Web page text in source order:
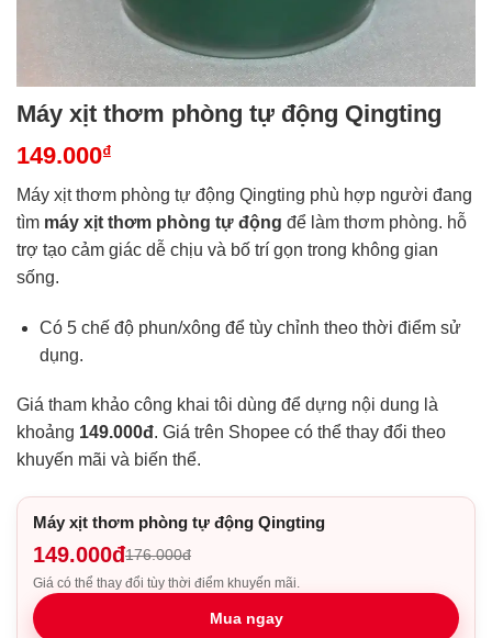
Máy xịt thơm phòng tự động Qingting
149.000₫
Máy xịt thơm phòng tự động Qingting phù hợp người đang
tìm máy xịt thơm phòng tự động để làm thơm phòng. hỗ
trợ tạo cảm giác dễ chịu và bố trí gọn trong không gian
sống.
Có 5 chế độ phun/xông để tùy chỉnh theo thời điểm sử
dụng.
Giá tham khảo công khai tôi dùng để dựng nội dung là
khoảng 149.000đ. Giá trên Shopee có thể thay đổi theo
khuyến mãi và biến thể.
Máy xịt thơm phòng tự động Qingting
149.000đ176.000đ
Giá có thể thay đổi tùy thời điểm khuyến mãi.
Mua ngay